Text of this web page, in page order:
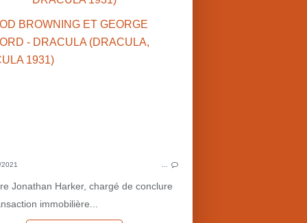
1960'S
OTTO PREMINGER (US)
GUERRE DU PACIFIQUE
Jonathan Harker, chargé de conclure
immobilière...